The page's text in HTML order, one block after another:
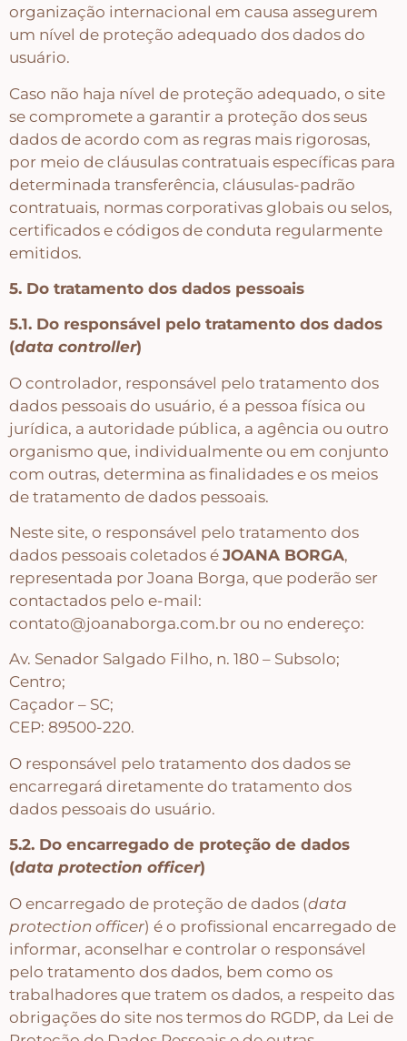
organização internacional em causa assegurem
um nível de proteção adequado dos dados do
usuário.
Caso não haja nível de proteção adequado, o site
se compromete a garantir a proteção dos seus
dados de acordo com as regras mais rigorosas,
por meio de cláusulas contratuais específicas para
determinada transferência, cláusulas-padrão
contratuais, normas corporativas globais ou selos,
certificados e códigos de conduta regularmente
emitidos.
5. Do tratamento dos dados pessoais
5.1. Do responsável pelo tratamento dos dados
(data controller)
O controlador, responsável pelo tratamento dos
dados pessoais do usuário, é a pessoa física ou
jurídica, a autoridade pública, a agência ou outro
organismo que, individualmente ou em conjunto
com outras, determina as finalidades e os meios
de tratamento de dados pessoais.
Neste site, o responsável pelo tratamento dos
dados pessoais coletados é JOANA BORGA,
representada por Joana Borga, que poderão ser
contactados pelo e-mail:
contato@joanaborga.com.br ou no endereço:
Av. Senador Salgado Filho, n. 180 – Subsolo;
Centro;
Caçador – SC;
CEP: 89500-220.
O responsável pelo tratamento dos dados se
encarregará diretamente do tratamento dos
dados pessoais do usuário.
5.2. Do encarregado de proteção de dados
(data protection officer)
O encarregado de proteção de dados (data
protection officer) é o profissional encarregado de
informar, aconselhar e controlar o responsável
pelo tratamento dos dados, bem como os
trabalhadores que tratem os dados, a respeito das
obrigações do site nos termos do RGDP, da Lei de